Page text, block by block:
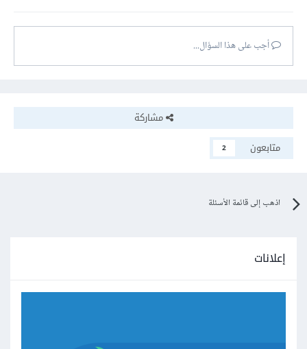
أجب على هذا السؤال...
مشاركة
متابعون
2
اذهب إلى قائمة الأسئلة
إعلانات